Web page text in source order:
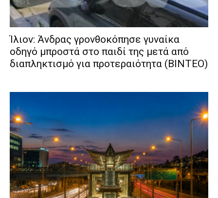
Ίλιον: Άνδρας γρονθοκόπησε γυναίκα
οδηγό μπροστά στο παιδί της μετά από
διαπληκτισμό για προτεραιότητα (ΒΙΝΤΕΟ)